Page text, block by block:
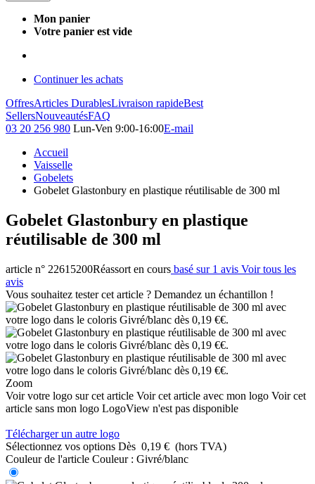
Mon panier
Votre panier est vide
Continuer les achats
OffresArticles DurablesLivraison rapideBest
SellersNouveautésFAQ
03 20 256 980 Lun-Ven 9:00-16:00E-mail
Accueil
Vaisselle
Gobelets
Gobelet Glastonbury en plastique réutilisable de 300 ml
Gobelet Glastonbury en plastique
réutilisable de 300 ml
article n° 22615200Réassort en cours basé sur 1 avis Voir tous les
avis
Vous souhaitez tester cet article ? Demandez un échantillon !
Zoom
Voir votre logo sur cet article Voir cet article avec mon logo Voir cet
article sans mon logo LogoView n'est pas disponible
Télécharger un autre logo
Sélectionnez vos options Dès 0,19 € (hors TVA)
Couleur de l'article Couleur : Givré/blanc